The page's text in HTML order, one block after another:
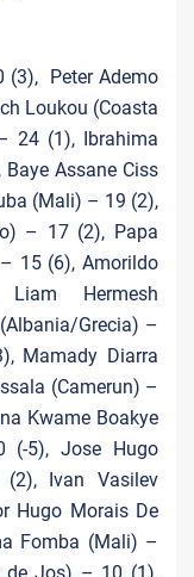
(3), Peter Ademo
Loukou (Coasta
24 (1), Ibrahima
Assane Ciss
(Mali) – 19 (2),
– 17 (2), Papa
15 (6), Amorildo
Hermesh
Grecia) –
Mamady Diarra
(Camerun) –
Kwame Boakye
(-5), Jose Hugo
Ivan Vasilev
Hugo Morais De
Fomba (Mali) –